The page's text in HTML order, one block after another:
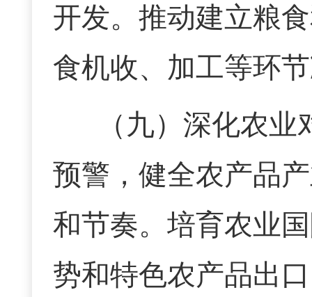
开发。推动建立粮
食机收、加工等环
（九） 深化农业
预警，健全农产品
和节奏。培育农业
势和特色农产品出